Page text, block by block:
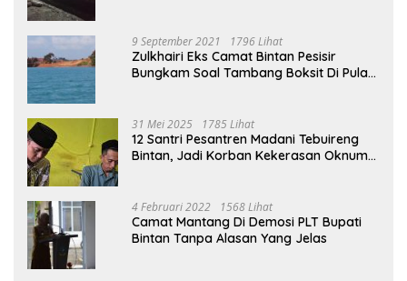
9 September 2021 1796 Lihat
Zulkhairi Eks Camat Bintan Pesisir
Bungkam Soal Tambang Boksit Di Pulau
31 Mei 2025 1785 Lihat
12 Santri Pesantren Madani Tebuireng
Bintan, Jadi Korban Kekerasan Oknum
4 Februari 2022 1568 Lihat
Camat Mantang Di Demosi PLT Bupati
Bintan Tanpa Alasan Yang Jelas